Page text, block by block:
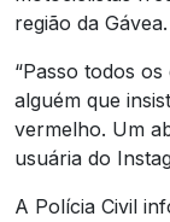
região da Gávea.
“Passo todos
alguém que
vermelho. Um
usuária do
A Polícia Civil